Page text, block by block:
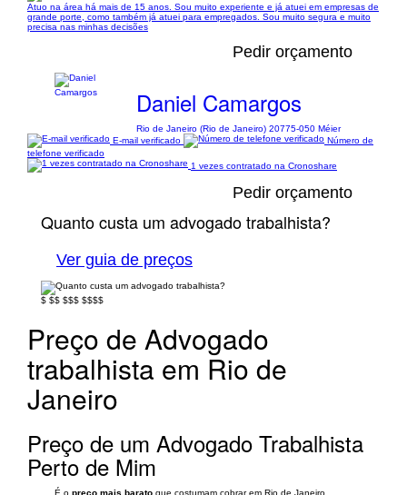
Atuo na área há mais de 15 anos. Sou muito experiente e já atuei em empresas de
grande porte, como também já atuei para empregados. Sou muito segura e muito
precisa nas minhas decisões
Pedir orçamento
Daniel Camargos
Rio de Janeiro (Rio de Janeiro) 20775-050 Méier
E-mail verificado
Número de
telefone verificado
1 vezes contratado na Cronoshare
Pedir orçamento
Quanto custa um advogado trabalhista?
Ver guia de preços
$ $$ $$$ $$$$
Preço de Advogado
trabalhista em Rio de
Janeiro
Preço de um Advogado Trabalhista
Perto de Mim
É o preço mais barato que costumam cobrar em Rio de Janeiro